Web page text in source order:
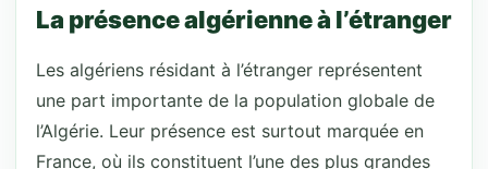
La présence algérienne à l’étranger
Les algériens résidant à l’étranger représentent
une part importante de la population globale de
l’Algérie. Leur présence est surtout marquée en
France, où ils constituent l’une des plus grandes